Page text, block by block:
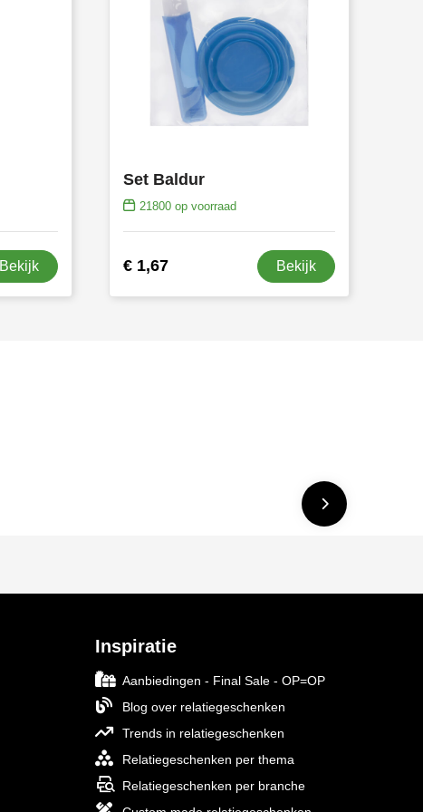
Bekijk
Set Baldur
21800 op voorraad
€ 1,67 Bekijk
Inspiratie
Aanbiedingen - Final Sale - OP=OP
Blog over relatiegeschenken
Trends in relatiegeschenken
Relatiegeschenken per thema
Relatiegeschenken per branche